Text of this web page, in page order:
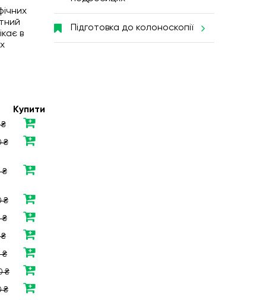
в
Купити
₴
₴
₴
₴
₴
₴
₴
₴
₴
Підготовка до колоноскопії